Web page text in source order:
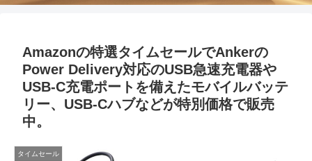
Amazonの特選タイムセールでAnkerの
Power Delivery対応のUSB急速充電器や
USB-C充電ポートを備えたモバイルバッテ
リー、USB-Cハブなどが特別価格で販売
中。
タイムセール